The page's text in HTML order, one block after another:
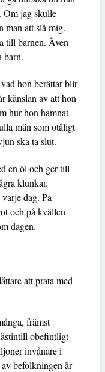
Om jag skulle
man att slå mig.
till barnen. Även
barn.
hon berättar blir
känslan av att hon
hur hon hamnat
män som otåligt
ska ta slut.
en öl och ger till
klunkar.
dag. På
och på kvällen
dagen.
att prata med
främst
obefintligt
invånare i
befolkningen är